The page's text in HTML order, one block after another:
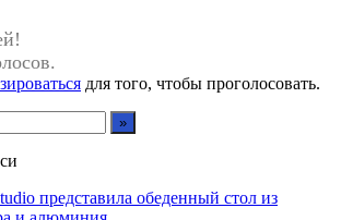
для того, чтобы проголосовать.
представила обеденный стол из